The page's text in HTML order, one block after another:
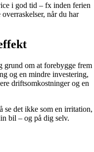
i god tid – fx inden ferien
når du har
grund om at forebygge frem
og en mindre investering,
driftsomkostninger og en
se det ikke som en irritation,
bil – og på dig selv.